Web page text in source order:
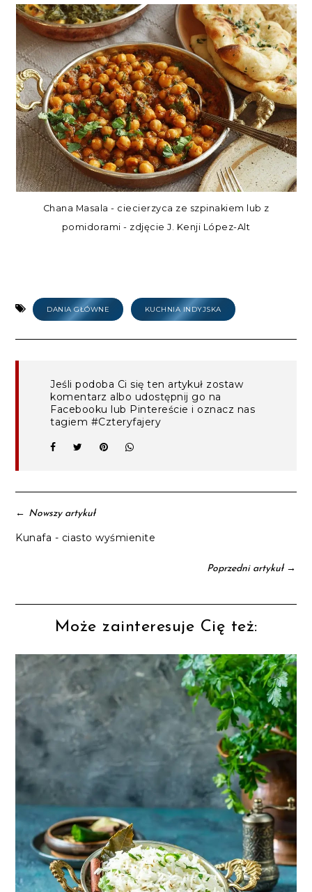
Chana Masala - ciecierzyca ze szpinakiem lub z
pomidorami - zdjęcie J. Kenji López-Alt
DANIA GŁÓWNE KUCHNIA INDYJSKA
Jeśli podoba Ci się ten artykuł zostaw
komentarz albo udostępnij go na
Facebooku lub Pintereście i oznacz nas
tagiem #Czteryfajery
← Nowszy artykuł
Kunafa - ciasto wyśmienite
Poprzedni artykuł→
Może zainteresuje Cię też: